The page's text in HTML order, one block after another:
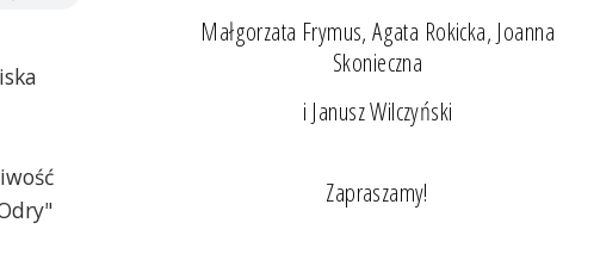
Małgorzata Frymus, Agata Rokicka, Joanna
Skonieczna
i Janusz Wilczyński
Zapraszamy!